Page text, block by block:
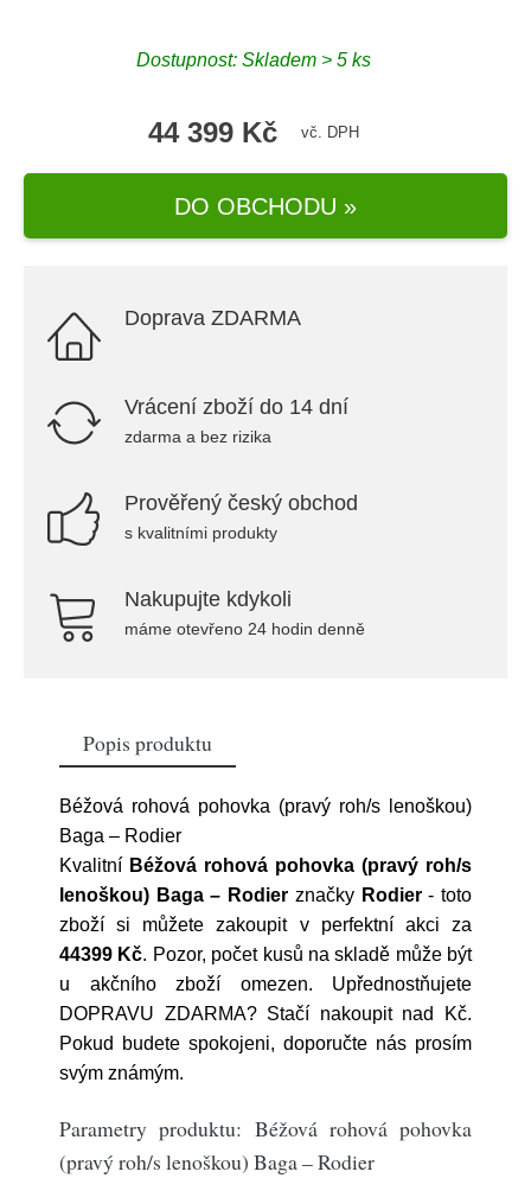
Dostupnost: Skladem > 5 ks
44 399 Kč vč. DPH
DO OBCHODU »
Doprava ZDARMA
Vrácení zboží do 14 dní
zdarma a bez rizika
Prověřený český obchod
s kvalitními produkty
Nakupujte kdykoli
máme otevřeno 24 hodin denně
Popis produktu
Béžová rohová pohovka (pravý roh/s lenoškou)
Baga – Rodier
Kvalitní Béžová rohová pohovka (pravý roh/s
lenoškou) Baga – Rodier značky Rodier- toto
zboží si můžete zakoupit v perfektní akci za
44399 Kč. Pozor, počet kusů na skladě může být
u akčního zboží omezen. Upřednostňujete
DOPRAVU ZDARMA? Stačí nakoupit nad Kč.
Pokud budete spokojeni, doporučte nás prosím
svým známým.
Parametry produktu: Béžová rohová pohovka
(pravý roh/s lenoškou) Baga – Rodier